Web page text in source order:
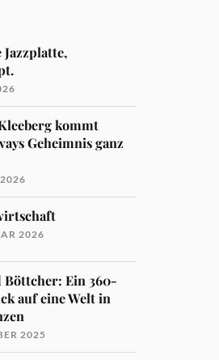
Jazzplatte,
kommt
Geheimnis ganz
2026
Ein 360-
auf eine Welt in
2025